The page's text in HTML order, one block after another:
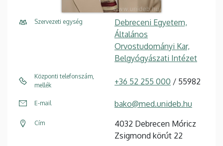
Szervezeti egység
Debreceni Egyetem,
Általános
Orvostudományi Kar,
Belgyógyászati Intézet
Központi telefonszám,
mellék
+36 52 255 000 / 55982
E-mail bako@med.unideb.hu
Cím
4032 Debrecen Móricz
Zsigmond körút 22